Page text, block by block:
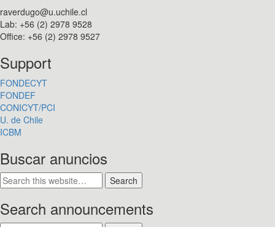
raverdugo@u.uchile.cl
Lab: +56 (2) 2978 9528
Office: +56 (2) 2978 9527
Support
FONDECYT
FONDEF
CONICYT/PCI
U. de Chile
ICBM
Buscar anuncios
Search announcements